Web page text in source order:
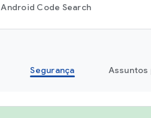
Android Code Search
Segurança Assuntos